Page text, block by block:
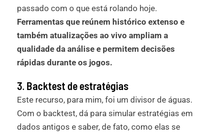
passado com o que está rolando hoje.
Ferramentas que reúnem histórico extenso e
também atualizações ao vivo ampliam a
qualidade da análise e permitem decisões
rápidas durante os jogos.
3. Backtest de estratégias
Este recurso, para mim, foi um divisor de águas.
Com o backtest, dá para simular estratégias em
dados antigos e saber, de fato, como elas se